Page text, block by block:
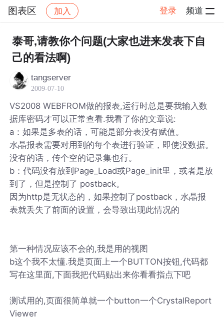
图表区 加入 登录 频道
社区 图表区 帖子详情
泰哥,请教你个问题(大家也进来发表下自
己的看法啊)
tangserver
2009-07-10
VS2008 WEBFROM做的报表,运行时总是要我输入数
据库密码才可以正常查看.我看了你的文章说:
a：如果是多表的话，可能是部分表没有赋值。
水晶报表需要对用到的每个表进行验证，即使没数据。
没有的话，传个空的记录集也行。
b：代码没有放到Page_Load或Page_init里，或者是放
到了，但是控制了 postback。
因为http是无状态的，如果控制了postback，水晶报
表就丢失了前面的设置，会导致出现此情况的
第一种情况应该不会的,我是用的视图
b这个我不太懂.我是页面上一个BUTTON按钮,代码都
写在这里面,下面我把代码贴出来你看看指点下吧
测试用的,页面很简单就一个button一个CrystalReport
Viewer